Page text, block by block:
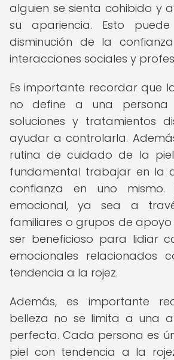
alguien se sienta cohibido y
su apariencia. Esto
disminución de la
interacciones sociales y
Es importante recordar que
no define a una persona
soluciones y tratamientos
ayudar a controlarla.
rutina de cuidado de la
fundamental trabajar en la
confianza en uno mismo.
emocional, ya sea a
familiares o grupos de
ser beneficioso para lidiar
emocionales relacionados
tendencia a la rojez.
Además, es importante
belleza no se limita a una
perfecta. Cada persona es
piel con tendencia a la